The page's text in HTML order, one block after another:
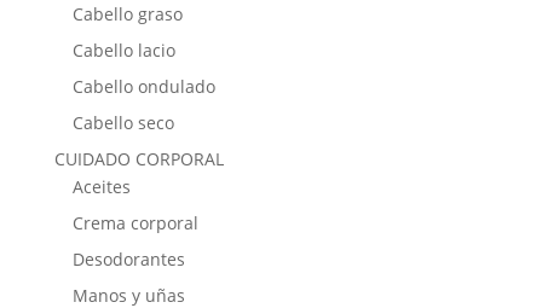
Cabello graso
Cabello lacio
Cabello ondulado
Cabello seco
CUIDADO CORPORAL
Aceites
Crema corporal
Desodorantes
Manos y uñas